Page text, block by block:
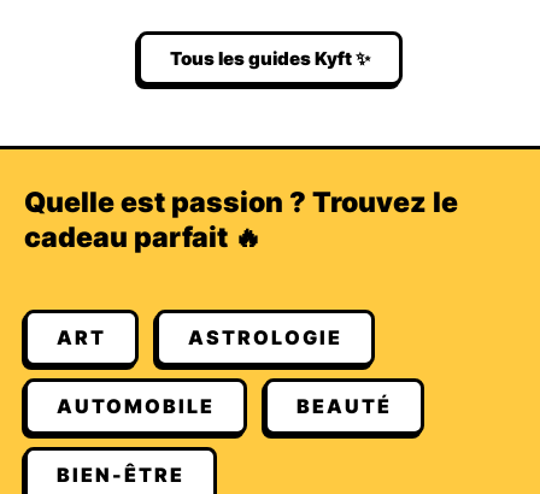
Tous les guides Kyft ✨
Quelle est passion ? Trouvez le
cadeau parfait 🔥
ART ASTROLOGIE
AUTOMOBILE BEAUTÉ
BIEN-ÊTRE